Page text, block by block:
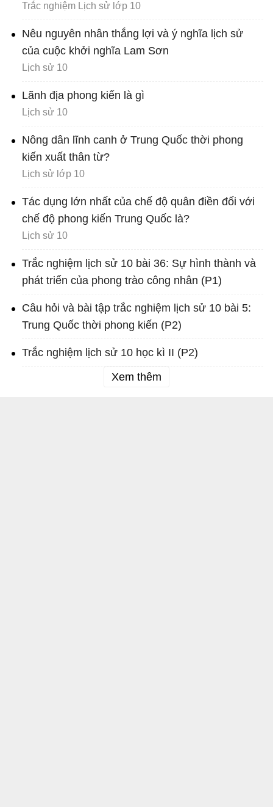
Trắc nghiệm Lịch sử lớp 10
Nêu nguyên nhân thắng lợi và ý nghĩa lịch sử
của cuộc khởi nghĩa Lam Sơn
Lịch sử 10
Lãnh địa phong kiến là gì
Lịch sử 10
Nông dân lĩnh canh ở Trung Quốc thời phong
kiến xuất thân từ?
Lịch sử lớp 10
Tác dụng lớn nhất của chế độ quân điền đối với
chế độ phong kiến Trung Quốc là?
Lịch sử 10
Trắc nghiệm lịch sử 10 bài 36: Sự hình thành và
phát triển của phong trào công nhân (P1)
Câu hỏi và bài tập trắc nghiệm lịch sử 10 bài 5:
Trung Quốc thời phong kiến (P2)
Trắc nghiệm lịch sử 10 học kì II (P2)
Xem thêm